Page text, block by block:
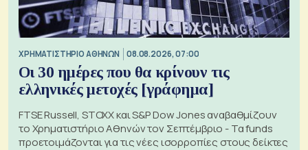
XΡΗΜΑΤΙΣΤΗΡΙΟ ΑΘΗΝΩΝ 08.08.2026, 07:00
Οι 30 ημέρες που θα κρίνουν τις
ελληνικές μετοχές [γράφημα]
FTSE Russell, STOXX και S&P Dow Jones αναβαθμίζουν
το Χρηματιστήριο Αθηνών τον Σεπτέμβριο - Τα funds
προετοιμάζονται για τις νέες ισορροπίες στους δείκτες